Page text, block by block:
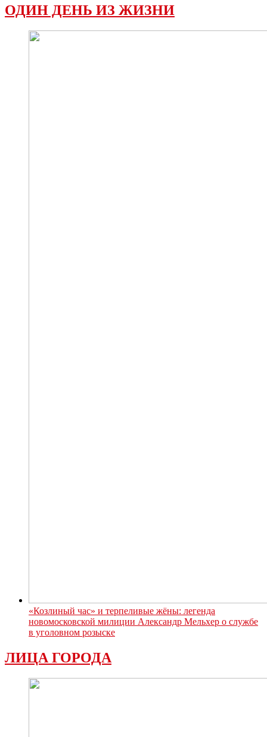
ОДИН ДЕНЬ ИЗ ЖИЗНИ
«Козлиный час» и терпеливые жёны: легенда
новомосковской милиции Александр Мельхер о службе
в уголовном розыске
ЛИЦА ГОРОДА